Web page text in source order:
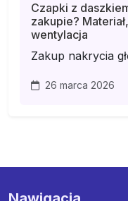
Czapki z
zakupie?
wentylacja
Zakup nakrycia
26 marca 2026